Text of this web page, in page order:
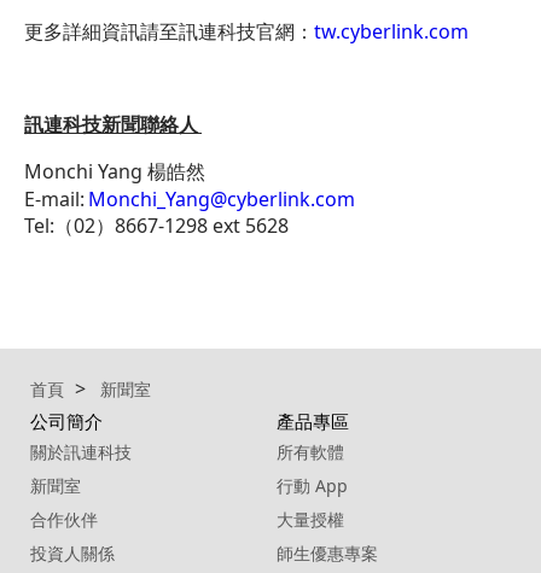
更多詳細資訊請至訊連科技官網： tw.cyberlink.com
訊連科技新聞聯絡人
Monchi Yang 楊皓然
E-mail: Monchi_Yang@cyberlink.com
Tel:（02）8667-1298 ext 5628
首頁 新聞室
公司簡介
關於訊連科技
新聞室
合作伙伴
投資人關係
產品專區
所有軟體
行動 App
大量授權
師生優惠專案